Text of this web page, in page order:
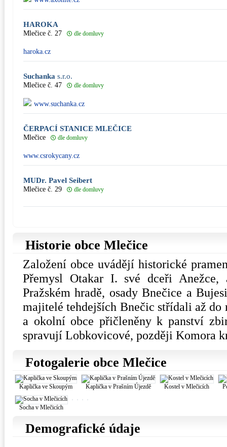
HAROKA
Mlečice č. 27 dle domluvy
haroka.cz
Suchanka s.r.o.
Mlečice č. 47 dle domluvy
www.suchanka.cz
ČERPACÍ STANICE MLEČICE
Mlečice dle domluvy
www.csrokycany.cz
MUDr. Pavel Seibert
Mlečice č. 29 dle domluvy
Historie obce Mlečice
Založení obce uvádějí historické
Přemysl Otakar I. své dceři Anežce,
Pražském hradě, osady Bnečice a
majitelé tehdejších Bnečic střídali až
a okolní obce přičleněny k panství
spravují Lobkovicové, později Komora
Fotogalerie obce Mlečice
Kaplička ve Skoupým Kaplička v Prašním Újezdě Kostel v Mlečicích
Socha v Mlečicích
Demografické údaje